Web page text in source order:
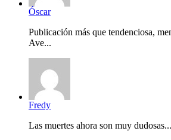
Óscar
Publicación más que tendenciosa,
Ave...
Fredy
Las muertes ahora son muy dudosas...